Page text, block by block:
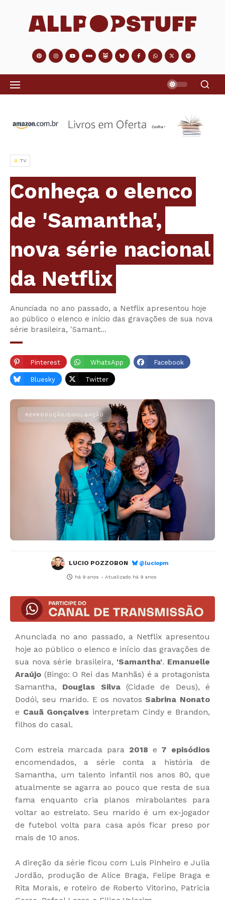
TV
Conheça o elenco
de 'Samantha',
nova série nacional
da Netflix
Anunciada no ano passado, a Netflix apresentou hoje
ao público o elenco e início das gravações de sua nova
série brasileira, 'Samant…
Pinterest WhatsApp Facebook
Bluesky Twitter
LUCIO POZZOBON @luciopm
há 9 anos - Atualizado há 9 anos
Anunciada no ano passado, a Netflix apresentou
hoje ao público o elenco e início das gravações de
sua nova série brasileira, 'Samantha'. Emanuelle
Araújo (Bingo: O Rei das Manhãs) é a protagonista
Samantha, Douglas Silva(Cidade de Deus), é
Dodói, seu marido. E os novatosSabrina Nonato
e Cauã Gonçalves interpretam Cindy e Brandon,
filhos do casal.
Com estreia marcada para 2018 e 7 episódios
encomendados, a série conta a história de
Samantha, um talento infantil nos anos 80, que
atualmente se agarra ao pouco que resta de sua
fama enquanto cria planos mirabolantes para
voltar ao estrelato. Seu marido é um ex-jogador
de futebol volta para casa após ficar preso por
mais de 10 anos.
A direção da série ficou com Luis Pinheiro e Julia
Jordão, produção de Alice Braga, Felipe Braga e
Rita Morais, e roteiro de Roberto Vitorino, Patricia